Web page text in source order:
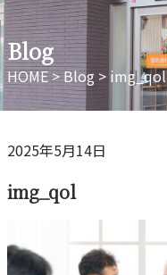
Blog
HOME>Blog > img_qol
2025年5月14日
img_qol